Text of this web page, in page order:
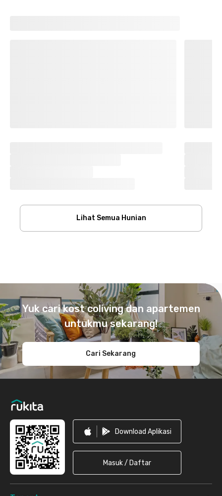
Lihat Semua Hunian
Yuk cari kost coliving dan apartemen
untukmu sekarang!
Cari Sekarang
Download Aplikasi
Masuk / Daftar